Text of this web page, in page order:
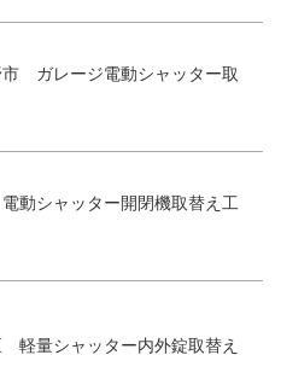
市 ガレージ電動シャッター取
動シャッター開閉機取替え工
軽量シャッター内外錠取替え